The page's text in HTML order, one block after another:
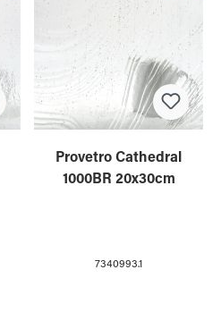
Provetro Cathedral
1000BR 20x30cm
7340993.1